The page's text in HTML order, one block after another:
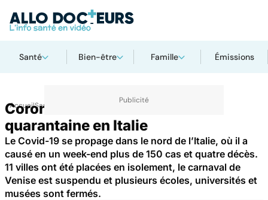
Santé Bien-être Famille Émissions
AccueilSanté Maladies infectieuses
Coronavirus : onze villes en
quarantaine en Italie
Le Covid-19 se propage dans le nord de l’Italie, où il a
causé en un week-end plus de 150 cas et quatre décès.
11 villes ont été placées en isolement, le carnaval de
Venise est suspendu et plusieurs écoles, universités et
musées sont fermés.